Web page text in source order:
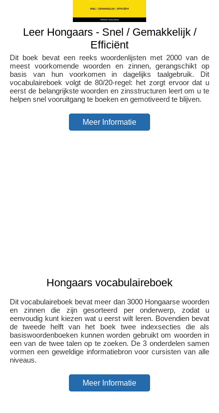
Leer Hongaars - Snel / Gemakkelijk /
Efficiënt
Dit boek bevat een reeks woordenlijsten met 2000 van de
meest voorkomende woorden en zinnen, gerangschikt op
basis van hun voorkomen in dagelijks taalgebruik. Dit
vocabulaireboek volgt de 80/20-regel: het zorgt ervoor dat u
eerst de belangrijkste woorden en zinsstructuren leert om u te
helpen snel vooruitgang te boeken en gemotiveerd te blijven.
Meer Informatie
Hongaars vocabulaireboek
Dit vocabulaireboek bevat meer dan 3000 Hongaarse woorden
en zinnen die zijn gesorteerd per onderwerp, zodat u
eenvoudig kunt kiezen wat u eerst wilt leren. Bovendien bevat
de tweede helft van het boek twee indexsecties die als
basiswoordenboeken kunnen worden gebruikt om woorden in
een van de twee talen op te zoeken. De 3 onderdelen samen
vormen een geweldige informatiebron voor cursisten van alle
niveaus.
Meer Informatie